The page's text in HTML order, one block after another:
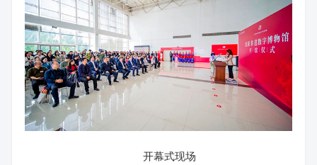
开幕式现场